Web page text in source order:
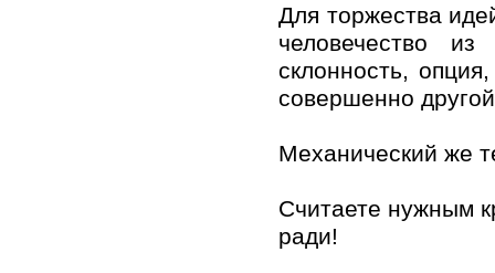
Для торжества
человечество
склонность,
совершенно
Механический же
Считаете нужным
ради!